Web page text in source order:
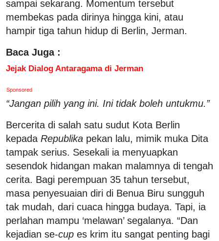
sampai sekarang. Momentum tersebut
membekas pada dirinya hingga kini, atau
hampir tiga tahun hidup di Berlin, Jerman.
Baca Juga :
Jejak Dialog Antaragama di Jerman
Sponsored
“Jangan pilih yang ini. Ini tidak boleh untukmu.”
Bercerita di salah satu sudut Kota Berlin
kepada Republika pekan lalu, mimik muka Dita
tampak serius. Sesekali ia menyuapkan
sesendok hidangan makan malamnya di tengah
cerita. Bagi perempuan 35 tahun tersebut,
masa penyesuaian diri di Benua Biru sungguh
tak mudah, dari cuaca hingga budaya. Tapi, ia
perlahan mampu ‘melawan’ segalanya. “Dan
kejadian se-cup es krim itu sangat penting bagi